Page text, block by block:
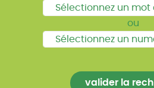
ou